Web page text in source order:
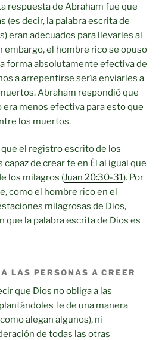
respuesta de Abraham fue que
(es decir, la palabra escrita de
eran adecuados para llevarles al
el hombre rico se opuso
forma absolutamente efectiva de
a arrepentirse sería enviarles a
Abraham respondió que
era menos efectiva para esto que
los muertos.
el registro escrito de los
capaz de crear fe en Él al igual que
los milagros (Juan 20:30-31). Por
como el hombre rico en el
milagrosas de Dios,
que la palabra escrita de Dios es
LAS PERSONAS A CREER
que Dios no obliga a las
fe de una manera
alegan algunos), ni
de todas las otras